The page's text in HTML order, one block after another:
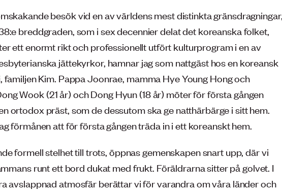
besök vid en av världens mest distinkta gränsdragningar,
breddgraden, som i sex decennier delat det koreanska folket,
ett enormt rikt och professionellt utfört kulturprogram i en av
jättekyrkor, hamnar jag som nattgäst hos en koreansk
familjen Kim. Pappa Joonrae, mamma Hye Young Hong och
Wook (21 år) och Dong Hyun (18 år) möter för första gången
ortodox präst, som de dessutom ska ge natthärbärge i sitt hem.
förmånen att för första gången träda in i ett koreanskt hem.
formell stelhet till trots, öppnas gemenskapen snart upp, där vi
runt ett bord dukat med frukt. Föräldrarna sitter på golvet. I
avslappnad atmosfär berättar vi för varandra om våra länder och